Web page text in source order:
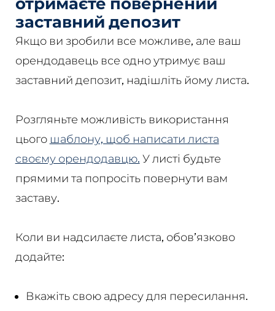
заставний депозит
Якщо ви зробили все можливе, але ваш
орендодавець все одно утримує ваш
заставний депозит, надішліть йому листа.
Розгляньте можливість використання
цього шаблону, щоб написати листа
своєму орендодавцю. У листі будьте
прямими та попросіть повернути вам
заставу.
Коли ви надсилаєте листа, обов’язково
додайте:
Вкажіть свою адресу для пересилання.